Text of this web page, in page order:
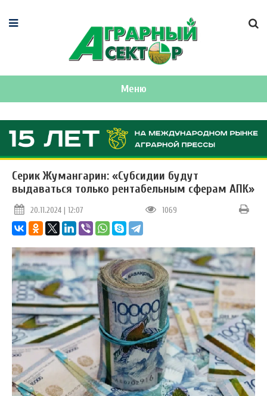
Меню
Серик Жумангарин: «Субсидии будут
выдаваться только рентабельным сферам АПК»
20.11.2024 | 12:07 1069